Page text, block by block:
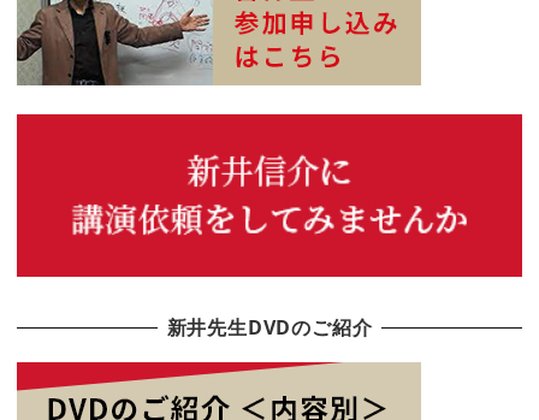
新井先生DVDのご紹介